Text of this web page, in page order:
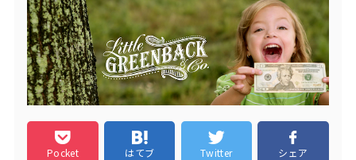
Pocket はてブ Twitter シェア